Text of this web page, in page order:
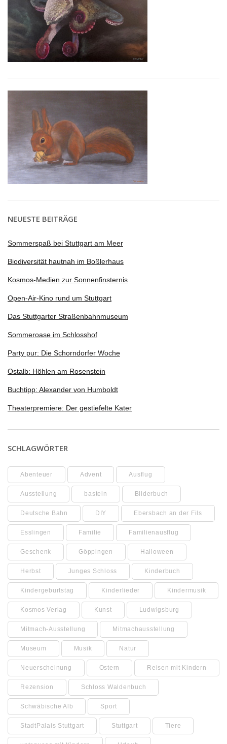
NEUESTE BEITRÄGE
Sommerspaß bei Stuttgart am Meer
Biodiversität hautnah im Boßlerhaus
Kosmos-Medien zur Sonnenfinsternis
Open-Air-Kino rund um Stuttgart
Das Stuttgarter Straßenbahnmuseum
Sommeroase im Schlosshof
Party pur: Die Schorndorfer Woche
Ostalb: Höhlen am Rosenstein
Buchtipp: Alexander von Humboldt
Theaterpremiere: Der gestiefelte Kater
SCHLAGWÖRTER
Abenteuer Advent Ausflug
Ausstellung basteln Bilderbuch
Deutsche Bahn DIY Ebersbach an der Fils
Esslingen Familie Familienausflug
Geschenk Göppingen Halloween
Herbst Junges Schloss Kinderbuch
Kindergeburtstag Kinderlieder Kindermusik
Kosmos Verlag Kunst Ludwigsburg
Mitmach-Ausstellung Mitmachausstellung
Museum Musik Natur
Neuerscheinung Ostern Reisen mit Kindern
Rezension Schloss Waldenbuch
Schwäbische Alb Sport
StadtPalais Stuttgart Stuttgart Tiere